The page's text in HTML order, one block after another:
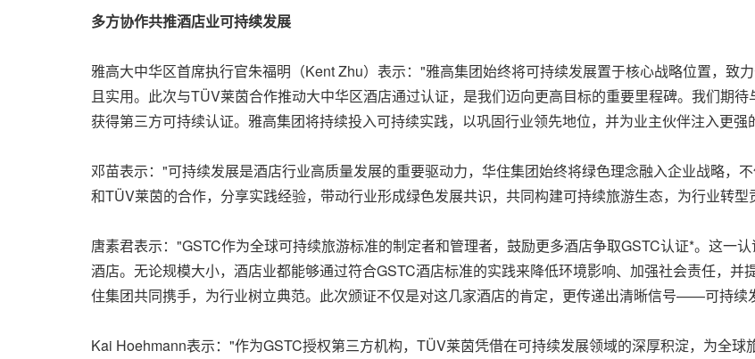
多方协作共推酒店业可持续发展
雅高大中华区首席执行官朱福明（Kent Zhu）表示："雅高集团始终将可持续发展置于核心战略位置，致
且实用。此次与TÜV莱茵合作推动大中华区酒店通过认证，是我们迈向更高目标的重要里程碑。我们期
获得第三方可持续认证。雅高集团将持续投入可持续实践，以巩固行业领先地位，并为业主伙伴注入更强
邓苗表示："可持续发展是酒店行业高质量发展的重要驱动力，华住集团始终将绿色理念融入企业战略，
和TÜV莱茵的合作，分享实践经验，带动行业形成绿色发展共识，共同构建可持续旅游生态，为行业转型
唐素君表示："GSTC作为全球可持续旅游标准的制定者和管理者，鼓励更多酒店争取GSTC认证*。这一
酒店。无论规模大小，酒店业都能够通过符合GSTC酒店标准的实践来降低环境影响、加强社会责任，
住集团共同携手，为行业树立典范。此次颁证不仅是对这几家酒店的肯定，更传递出清晰信号——可持续
Kai Hoehmann表示："作为GSTC授权第三方机构，TÜV莱茵凭借在可持续发展领域的深厚积淀，为全